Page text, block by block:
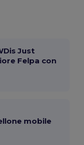
Just
Felpa con
mobile